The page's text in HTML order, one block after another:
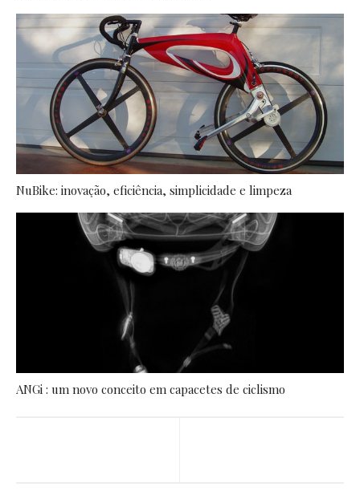
NuBike: inovação, eficiência, simplicidade e limpeza
ANGi : um novo conceito em capacetes de ciclismo